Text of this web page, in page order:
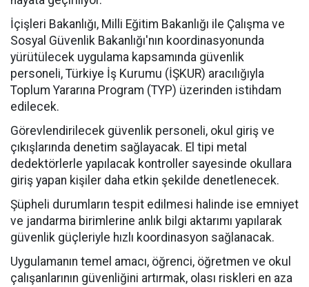
İçişleri Bakanlığı, Milli Eğitim Bakanlığı ile Çalışma ve
Sosyal Güvenlik Bakanlığı'nın koordinasyonunda
yürütülecek uygulama kapsamında güvenlik
personeli, Türkiye İş Kurumu (İŞKUR) aracılığıyla
Toplum Yararına Program (TYP) üzerinden istihdam
edilecek.
Görevlendirilecek güvenlik personeli, okul giriş ve
çıkışlarında denetim sağlayacak. El tipi metal
dedektörlerle yapılacak kontroller sayesinde okullara
giriş yapan kişiler daha etkin şekilde denetlenecek.
Şüpheli durumların tespit edilmesi halinde ise emniyet
ve jandarma birimlerine anlık bilgi aktarımı yapılarak
güvenlik güçleriyle hızlı koordinasyon sağlanacak.
Uygulamanın temel amacı, öğrenci, öğretmen ve okul
çalışanlarının güvenliğini artırmak, olası riskleri en aza